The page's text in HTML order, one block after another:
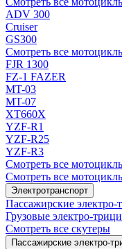
ADV 300
Cruiser
GS300
Смотреть все
FJR 1300
FZ-1 FAZER
MT-03
MT-07
XT660X
YZF-R1
YZF-R25
YZF-R3
Смотреть все
Смотреть все
Электротранспорт
Пассажирские
Грузовые
Смотреть все скутеры
Пассажирские